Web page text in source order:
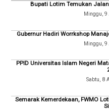
Bupati Lotim Temukan Jalan
Minggu,
Gubernur Hadiri Worrkshop
Minggu,
PPID Universitas Islam Negeri
Sabtu, 8
Semarak Kemerdekaan, FWMO